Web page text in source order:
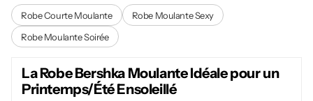
Robe Courte Moulante
Robe Moulante Sexy
Robe Moulante Soirée
LaRobe Bershka MoulanteIdéale pour un
Printemps/Été Ensoleillé